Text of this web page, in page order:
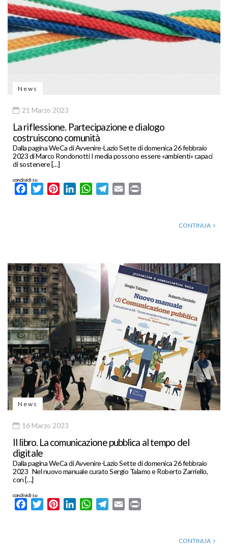
News
21 Marzo 2023
La riflessione. Partecipazione e dialogo
costruiscono comunità
Dalla pagina WeCa di Avvenire-Lazio Sette di domenica 26 febbraio
2023 di Marco Rondonotti I media possono essere «ambienti» capaci
di sostenere […]
condividi su
FacebookTwitterPinterestLinkedInWhatsApp
Telegram
Email
CONTINUA
News
16 Marzo 2023
Il libro. La comunicazione pubblica al tempo del
digitale
Dalla pagina WeCa di Avvenire-Lazio Sette di domenica 26 febbraio
2023 Nel nuovo manuale curato Sergio Talamo e Roberto Zarriello,
con […]
condividi su
FacebookTwitterPinterestLinkedInWhatsApp
Telegram
Email
CONTINUA